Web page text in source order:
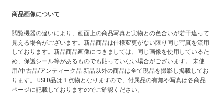
商品画像について
閲覧機器の違いにより、画面上の商品写真と実物との色合いが若干違って
見える場合がございます。新品商品は仕様変更がない限り同じ写真を流用
しております。新品商品画像につきましては、同じ画像を使用しているた
め、保護シール等があるものでも貼っていない場合がございます。 未使
用/中古品/アンティーク品 新品以外の商品は全て現品を撮影し掲載してお
ります。 USED品は１点物となりますので、付属品の有無や写真は各商品
ページに記載しておりますのでご確認ください。